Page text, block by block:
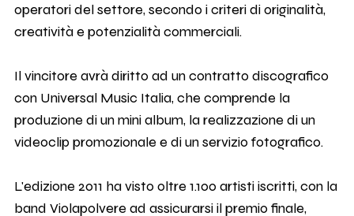
operatori del settore, secondo i criteri di originalità,
creatività e potenzialità commerciali.
Il vincitore avrà diritto ad un contratto discografico
con Universal Music Italia, che comprende la
produzione di un mini album, la realizzazione di un
videoclip promozionale e di un servizio fotografico.
L'edizione 2011 ha visto oltre 1.100 artisti iscritti, con la
band Violapolvere ad assicurarsi il premio finale,